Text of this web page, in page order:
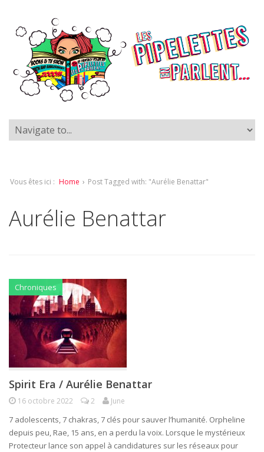
Vous êtes ici : Home › Post Tagged with: "Aurélie Benattar"
Aurélie Benattar
Chroniques
Spirit Era / Aurélie Benattar
16 octobre 2022 2 June
7 adolescents, 7 chakras, 7 clés pour sauver l’humanité. Orpheline
depuis peu, Rae, 15 ans, en a perdu la voix. Lorsque le mystérieux
Protecteur lance son appel à candidatures sur les réseaux pour